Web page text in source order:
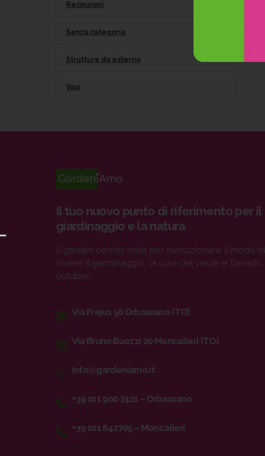
Recinzioni
Senza categoria
Strutture da esterno
Vasi
Il tuo nuovo punto di riferimento per il
giardinaggio e la natura
Il garden center nato per rivoluzionare il modo di
vivere il giardinaggio, la cura del verde e l’arredo
outdoor.
Via Frejus 56 Orbassano (TO)
Via Bruno Buozzi 20 Moncalieri (TO)
info@gardeniamo.it
+39 011 900 7421 – Orbassano
+39 011 642705 – Moncalieri